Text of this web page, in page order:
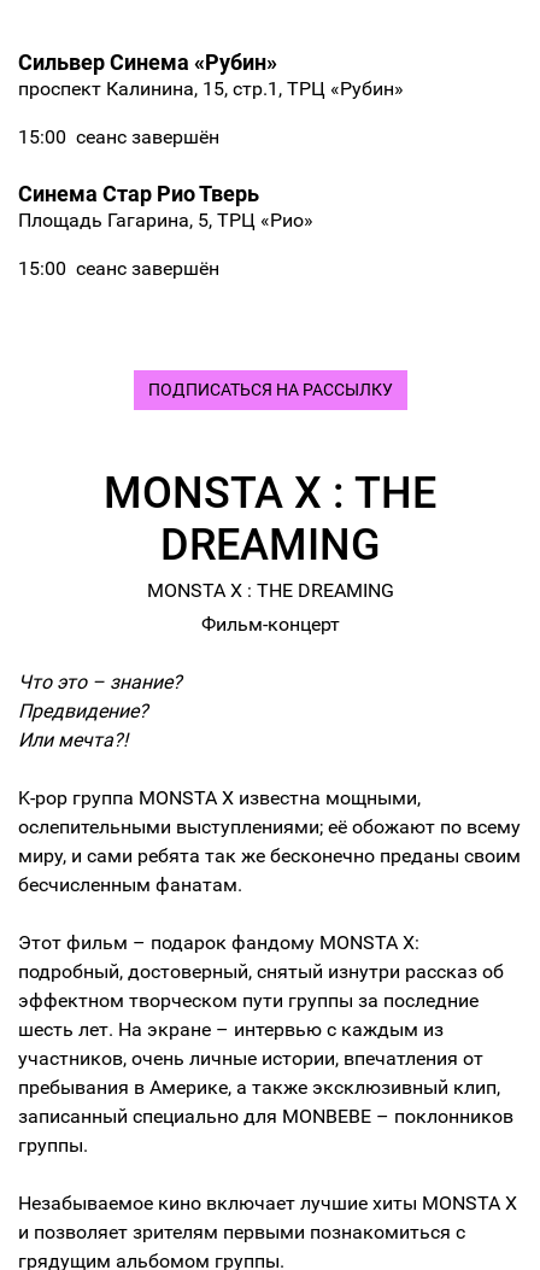
Сильвер Синема «Рубин»
проспект Калинина, 15, стр.1, ТРЦ «Рубин»
15:00 сеанс завершён
Синема Стар Рио Тверь
Площадь Гагарина, 5, ТРЦ «Рио»
15:00 сеанс завершён
ПОДПИСАТЬСЯ НА РАССЫЛКУ
MONSTA X : THE
DREAMING
MONSTA X : THE DREAMING
Фильм-концерт
Что это – знание?
Предвидение?
Или мечта?!
K-pop группа MONSTA X известна мощными,
ослепительными выступлениями; её обожают по всему
миру, и сами ребята так же бесконечно преданы своим
бесчисленным фанатам.
Этот фильм – подарок фандому MONSTA X:
подробный, достоверный, снятый изнутри рассказ об
эффектном творческом пути группы за последние
шесть лет. На экране – интервью с каждым из
участников, очень личные истории, впечатления от
пребывания в Америке, а также эксклюзивный клип,
записанный специально для MONBEBE – поклонников
группы.
Незабываемое кино включает лучшие хиты MONSTA X
и позволяет зрителям первыми познакомиться с
грядущим альбомом группы.